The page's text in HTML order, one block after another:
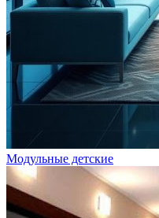
Модульные детские